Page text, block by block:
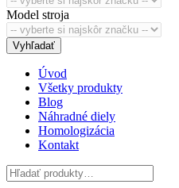
Model stroja
Vyhľadať
Úvod
Všetky produkty
Blog
Náhradné diely
Homologizácia
Kontakt